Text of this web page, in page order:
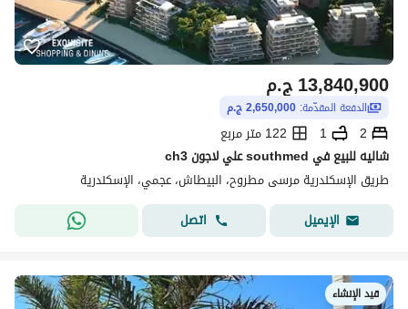
ج.م13,840,900
الدفعة المقدّمة: 2,650,000 ج.م
2
1
122 متر مربع
شاليه للبيع في southmed علي لاجون ch3
طريق الإسكندرية مرسى مطروح، البيطاش، عجمي، الإسكندرية
الإيميل
اتصل
قيد الإنشاء